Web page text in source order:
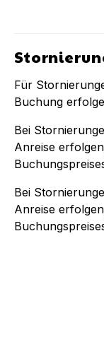
Für
Buchung
Bei
Anreise
Bei
Anreise